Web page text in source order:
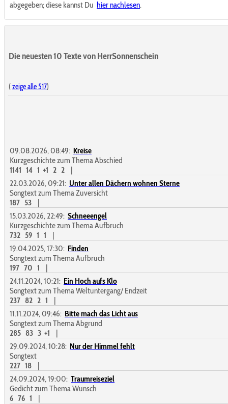
abgegeben; diese kannst Du hier nachlesen.
Die neuesten 10 Texte von HerrSonnenschein
(zeige alle 517)
09.08.2026, 08:49: Kreise
Kurzgeschichte zum Thema Abschied
1141 14 1 +1 2 2
|
22.03.2026, 09:21: Unter allen Dächern wohnen Sterne
Songtext zum Thema Zuversicht
187 53
|
15.03.2026, 22:49: Schneeengel
Kurzgeschichte zum Thema Aufbruch
732 59 1 1
|
19.04.2025, 17:30: Finden
Songtext zum Thema Aufbruch
197 70 1
|
24.11.2024, 10:21: Ein Hoch aufs Klo
Songtext zum Thema Weltuntergang/ Endzeit
237 82 2 1
|
11.11.2024, 09:46: Bitte mach das Licht aus
Songtext zum Thema Abgrund
285 83 3 +1
|
29.09.2024, 10:28: Nur der Himmel fehlt
Songtext
227 18
|
24.09.2024, 19:00: Traumreiseziel
Gedicht zum Thema Wunsch
6 76 1
|